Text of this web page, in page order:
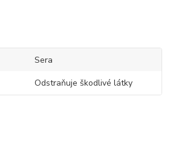
Sera
Odstraňuje škodlivé látky